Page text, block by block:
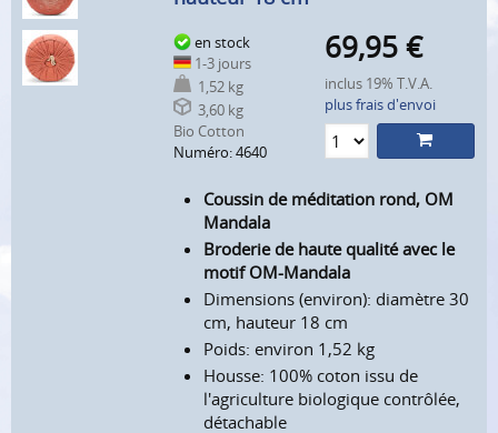
en stock
1-3 jours
1,52 kg
3,60 kg
Bio Cotton
Numéro: 4640
69,95 €
inclus 19% T.V.A.
plus frais d'envoi
Coussin de méditation rond, OM
Mandala
Broderie de haute qualité avec le
motif OM-Mandala
Dimensions (environ): diamètre 30
cm, hauteur 18 cm
Poids: environ 1,52 kg
Housse: 100% coton issu de
l'agriculture biologique contrôlée,
détachable